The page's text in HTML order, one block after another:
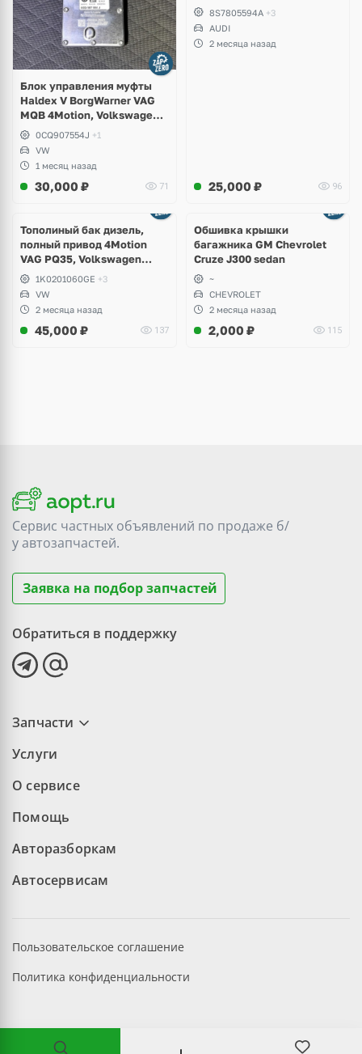
Блок управления муфты
Haldex V BorgWarner VAG
MQB 4Motion, Volkswagen
Tiguan
0CQ907554J +1
VW
1 месяц назад
30,000 ₽ 71
8S7805594A +3
AUDI
2 месяца назад
25,000 ₽ 96
Тополиный бак дизель,
полный привод 4Motion
VAG PQ35, Volkswagen
Scirocco, Golf V, VI, Skoda
Yeti, Octavia A5, Superb,
Audi A3, Seat Altea
1K0201060GE +3
VW
2 месяца назад
45,000 ₽ 137
Обшивка крышки
багажника GM Chevrolet
Cruze J300 sedan
~
CHEVROLET
2 месяца назад
2,000 ₽ 115
Сервис частных объявлений по продаже б/
уавтозапчастей.
Заявка на подбор запчастей
Обратиться в поддержку
Запчасти
Услуги
О сервисе
Помощь
Авторазборкам
Автосервисам
©2026 aopt.ru — Все права защищены
Пользовательское соглашение
Политика конфиденциальности